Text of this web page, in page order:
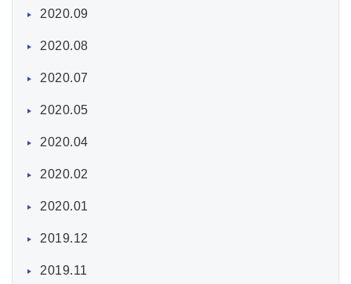
2020.09
2020.08
2020.07
2020.05
2020.04
2020.02
2020.01
2019.12
2019.11